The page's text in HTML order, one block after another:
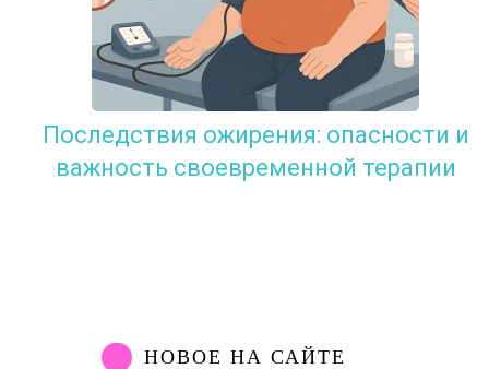
Последствия ожирения: опасности и
важность своевременной терапии
НОВОЕ НА САЙТЕ